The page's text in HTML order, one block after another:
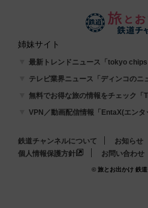
姉妹サイト
最新トレンドニュース「tokyo chips
テレビ業界ニュース「ディンコのニ
無料でお得な旅の情報をチェック「
VPN／動画配信情報「EntaX(エンタ
鉄道チャンネルについて お知らせ
個人情報保護方針
お問い合わせ
© 旅とお出かけ 鉄